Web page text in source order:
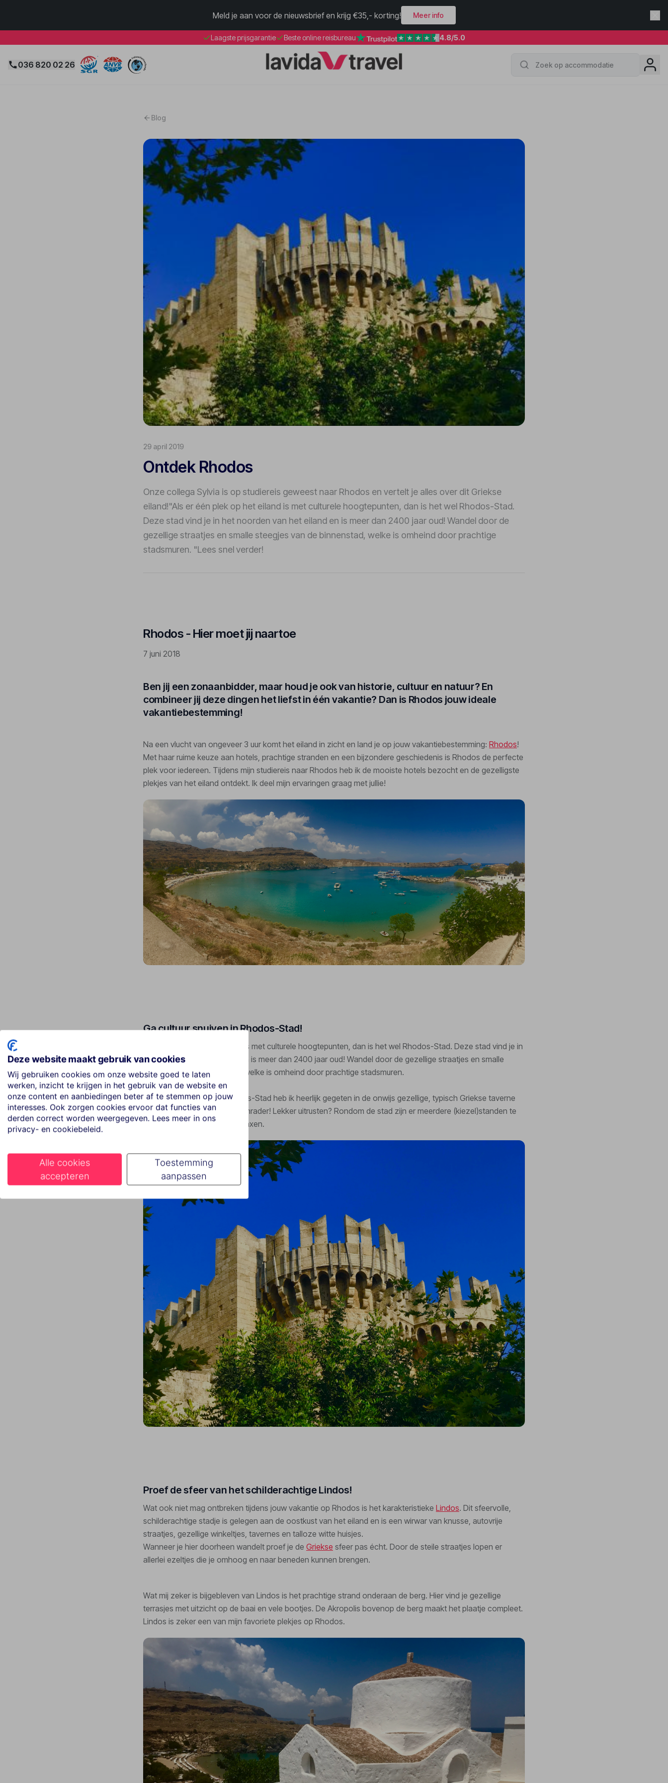
Meld je aan voor de nieuwsbrief en krijg €35,- korting! Meer info
Laagste prijsgarantie Beste online reisbureau 4.8/5.0
036 820 02 26
Blog
29 april 2019
Ontdek Rhodos
Onze collega Sylvia is op studiereis geweest naar Rhodos en vertelt je alles over dit Griekse
eiland!"Als er één plek op het eiland is met culturele hoogtepunten, dan is het wel Rhodos-Stad.
Deze stad vind je in het noorden van het eiland en is meer dan 2400 jaar oud! Wandel door de
gezellige straatjes en smalle steegjes van de binnenstad, welke is omheind door prachtige
stadsmuren. "Lees snel verder!
Rhodos - Hier moet jij naartoe
7 juni 2018
Ben jij een zonaanbidder, maar houd je ook van historie, cultuur en natuur? En
combineer jij deze dingen het liefst in één vakantie? Dan is Rhodos jouw ideale
vakantiebestemming!
Na een vlucht van ongeveer 3 uur komt het eiland in zicht en land je op jouw vakantiebestemming: Rhodos!
Met haar ruime keuze aan hotels, prachtige stranden en een bijzondere geschiedenis is Rhodos de perfecte
plek voor iedereen. Tijdens mijn studiereis naar Rhodos heb ik de mooiste hotels bezocht en de gezelligste
plekjes van het eiland ontdekt. Ik deel mijn ervaringen graag met jullie!
Ga cultuur snuiven in Rhodos-Stad!
Als er één plek op het eiland is met culturele hoogtepunten, dan is het wel Rhodos-Stad. Deze stad vind je in
het noorden van het eiland en is meer dan 2400 jaar oud! Wandel door de gezellige straatjes en smalle
steegjes van de binnenstad, welke is omheind door prachtige stadsmuren.
Tijdens mijn bezoek in Rhodos-Stad heb ik heerlijk gegeten in de onwijs gezellige, typisch Griekse taverne
‘Romeo Garden’. Echt een aanrader! Lekker uitrusten? Rondom de stad zijn er meerdere (kiezel)standen te
vinden om even heerlijk te relaxen.
Proef de sfeer van het schilderachtige Lindos!
Wat ook niet mag ontbreken tijdens jouw vakantie op Rhodos is het karakteristieke Lindos. Dit sfeervolle,
schilderachtige stadje is gelegen aan de oostkust van het eiland en is een wirwar van knusse, autovrije
straatjes, gezellige winkeltjes, tavernes en talloze witte huisjes.
Wanneer je hier doorheen wandelt proef je de Griekse sfeer pas écht. Door de steile straatjes lopen er
allerlei ezeltjes die je omhoog en naar beneden kunnen brengen.
Wat mij zeker is bijgebleven van Lindos is het prachtige strand onderaan de berg. Hier vind je gezellige
terrasjes met uitzicht op de baai en vele bootjes. De Akropolis bovenop de berg maakt het plaatje compleet.
Lindos is zeker een van mijn favoriete plekjes op Rhodos.
Deze website maakt gebruik van cookies
Wij gebruiken cookies om onze website goed te laten
werken, inzicht te krijgen in het gebruik van de website en
onze content en aanbiedingen beter af te stemmen op jouw
interesses. Ook zorgen cookies ervoor dat functies van
derden correct worden weergegeven. Lees meer in ons
privacy- en cookiebeleid.
Alle cookies
accepteren
Toestemming
aanpassen